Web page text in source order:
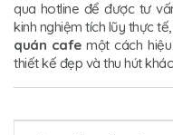
qua hotline để được tư
kinh nghiệm tích lũy thực
quán cafemột cách
thiết kế đẹp và thu hút